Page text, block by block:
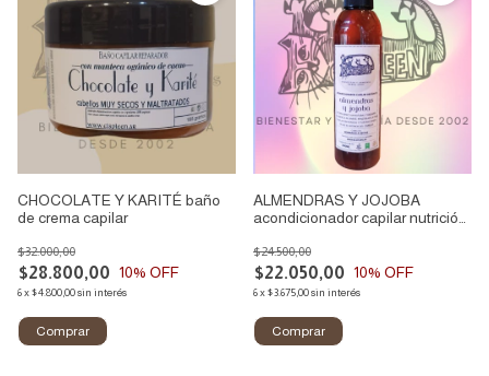
CHOCOLATE Y KARITÉ baño
de crema capilar
$28.800,00
$32.000,00
10% OFF
6x$4.800,00sin interés
ALMENDRAS Y JOJOBA
acondicionador capilar nutrición
$22.050,00
$24.500,00
10% OFF
6x$3.675,00sin interés